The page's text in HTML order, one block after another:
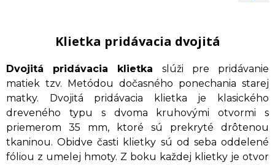
Klietka pridávacia dvojitá
Dvojitá pridávacia klietka slúži pre pridávanie
matiek tzv. Metódou dočasného ponechania starej
matky. Dvojitá pridávacia klietka je klasického
dreveného typu s dvoma kruhovými otvormi s
priemerom 35 mm, ktoré sú prekryté drôtenou
tkaninou. Obidve časti klietky sú od seba oddelené
fóliou z umelej hmoty. Z boku každej klietky je otvor